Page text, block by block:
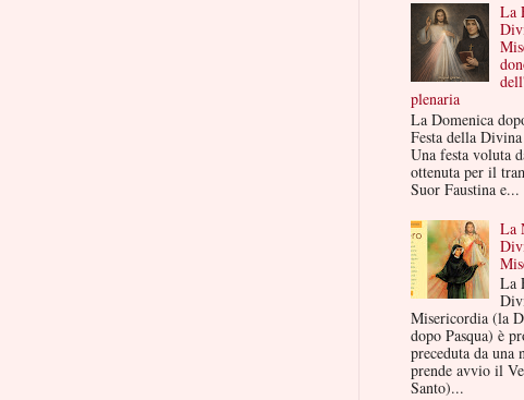
La
plenaria
La Domenica
Festa della
Una festa voluta
ottenuta per il
Suor Faustina e...
La
La
Misericordia (la
dopo Pasqua) è
preceduta da una
prende avvio il
Santo)...